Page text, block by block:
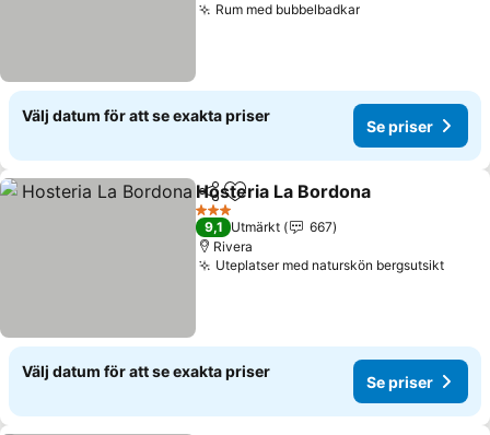
Rum med bubbelbadkarSe priser
Välj datum för att se exakta priser
Se priser
Dela Lägg till i Mina Favoriter
Hosteria La Bordona
3 Stjärnor
9,1 Utmärkt
667
Rivera
Uteplatser med naturskön bergsutsiktSe
Välj datum för att se exakta priser
Se priser